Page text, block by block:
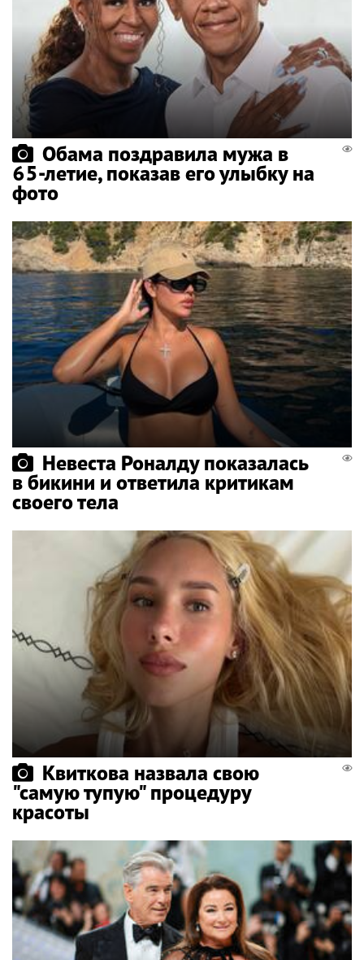
Обама поздравила мужа в
65-летие, показав его улыбку на
фото
Невеста Роналду показалась
в бикини и ответила критикам
своего тела
Квиткова назвала свою
"самую тупую" процедуру
красоты